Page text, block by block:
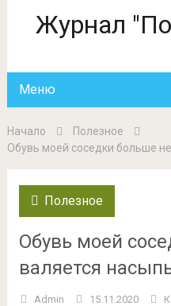
Журнал
Меню
Начало
Полезное
Обувь моей соседки больше
Полезное
Обувь моей
валяется
Admin 15.11.2020